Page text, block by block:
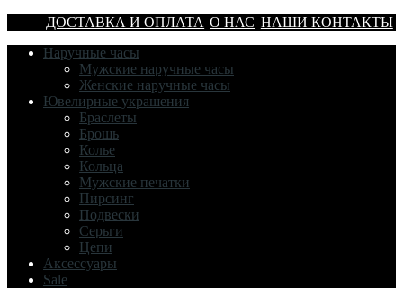
ДОСТАВКА И ОПЛАТА О НАС НАШИ КОНТАКТЫ
Наручные часы
Мужские наручные часы
Женские наручные часы
Ювелирные украшения
Браслеты
Брошь
Колье
Кольца
Мужские печатки
Пирсинг
Подвески
Серьги
Цепи
Аксессуары
Sale